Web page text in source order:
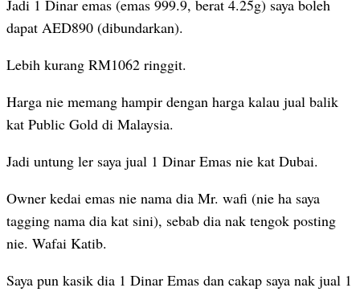
Jadi 1 Dinar emas (emas 999.9, berat 4.25g) saya boleh
dapat AED890 (dibundarkan).
Lebih kurang RM1062 ringgit.
Harga nie memang hampir dengan harga kalau jual balik
kat Public Gold di Malaysia.
Jadi untung ler saya jual 1 Dinar Emas nie kat Dubai.
Owner kedai emas nie nama dia Mr. wafi (nie ha saya
tagging nama dia kat sini), sebab dia nak tengok posting
nie. Wafai Katib.
Saya pun kasik dia 1 Dinar Emas dan cakap saya nak jual 1